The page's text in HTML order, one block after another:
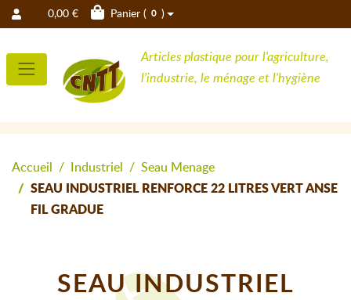
0,00 € Panier ( 0 )
Articles plastique pour l'agriculture,
l'industrie, le ménage et l'hygiène
Accueil Industriel
Seau Menage
SEAU INDUSTRIEL RENFORCE 22 LITRES VERT ANSE
FIL GRADUE
SEAU INDUSTRIEL